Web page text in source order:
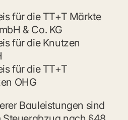
für die TT+T Märkte
& Co. KG
für die Knutzen
für die TT+T
OHG
Bauleistungen sind